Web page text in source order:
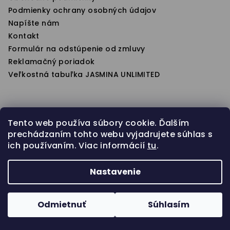
Tento web používa súbory cookie. Ďalším
prechádzaním tohto webu vyjadrujete súhlas s
ich používaním. Viac informácií tu.
Nastavenie
Odmietnuť Súhlasím
Podmienky ochrany osobných údajov
Napíšte nám
Kontakt
Formulár na odstúpenie od zmluvy
Reklamačný poriadok
Veľkostná tabuľka JASMINA UNLIMITED
Instagram